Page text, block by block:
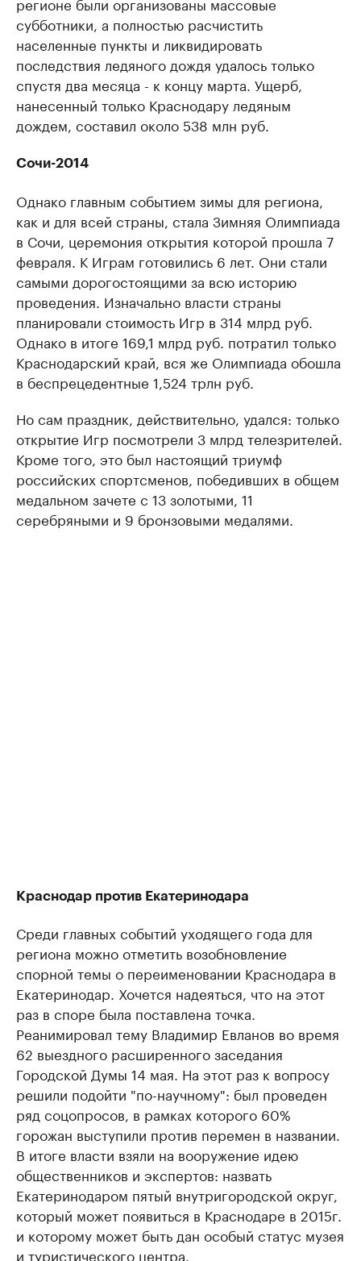
субботники, а полностью расчистить
населенные пункты и ликвидировать
последствия ледяного дождя удалось только
спустя два месяца - к концу марта. Ущерб,
нанесенный только Краснодару ледяным
дождем, составил около 538 млн руб.
Сочи-2014
Однако главным событием зимы для региона,
как и для всей страны, стала Зимняя Олимпиада
в Сочи, церемония открытия которой прошла 7
февраля. К Играм готовились 6 лет. Они стали
самыми дорогостоящими за всю историю
проведения. Изначально власти страны
планировали стоимость Игр в 314 млрд руб.
Однако в итоге 169,1 млрд руб. потратил только
Краснодарский край, вся же Олимпиада обошла
в беспрецедентные 1,524 трлн руб.
Но сам праздник, действительно, удался: только
открытие Игр посмотрели 3 млрд телезрителей.
Кроме того, это был настоящий триумф
российских спортсменов, победивших в общем
медальном зачете с 13 золотыми, 11
серебряными и 9 бронзовыми медалями.
Краснодар против Екатеринодара
Среди главных событий уходящего года для
региона можно отметить возобновление
спорной темы о переименовании Краснодара в
Екатеринодар. Хочется надеяться, что на этот
раз в споре была поставлена точка.
Реанимировал тему Владимир Евланов во время
62 выездного расширенного заседания
Городской Думы 14 мая. На этот раз к вопросу
решили подойти "по-научному": был проведен
ряд соцопросов, в рамках которого 60%
горожан выступили против перемен в названии.
В итоге власти взяли на вооружение идею
общественников и экспертов: назвать
Екатеринодаром пятый внутригородской округ,
который может появиться в Краснодаре в 2015г.
и которому может быть дан особый статус музея
и туристического центра.